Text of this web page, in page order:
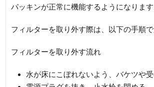
パッキンが正常に機能するようになります
フィルターを取り外す際は、以下の手順で
フィルターを取り外す流れ
水が床にこぼれないよう、バケツや